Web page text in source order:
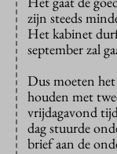
zijn steeds
Het kabinet
september zal
Dus moeten
houden met
vrijdagavond
dag stuurde
brief aan de